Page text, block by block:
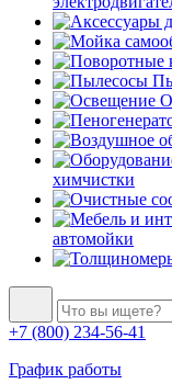
химчистки
автомойки
+7 (800) 234-56-41
График работы